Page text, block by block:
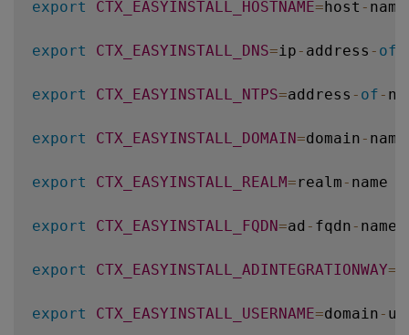
export CTX_EASYINSTALL_HOSTNAME=host - name
export CTX_EASYINSTALL_DNS=ip - address - of
export CTX_EASYINSTALL_NTPS=address - of -
export CTX_EASYINSTALL_DOMAIN=domain - name
export CTX_EASYINSTALL_REALM= realm - name
export CTX_EASYINSTALL_FQDN=ad - fqdn - name
export CTX_EASYINSTALL_ADINTEGRATIONWAY=
export CTX_EASYINSTALL_USERNAME=domain -